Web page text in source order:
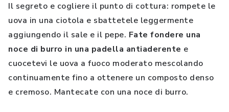
Il segreto e cogliere il punto di cottura: rompete le
uova in una ciotola e sbattetele leggermente
aggiungendo il sale e il pepe. Fate fondere una
noce di burro in una padella antiaderente e
cuocetevi le uova a fuoco moderato mescolando
continuamente fino a ottenere un composto denso
e cremoso. Mantecate con una noce di burro.